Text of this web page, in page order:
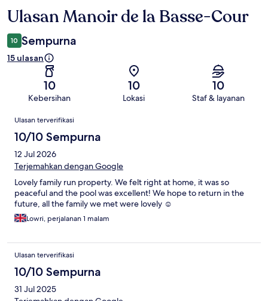
Ulasan
Ulasan Manoir de la Basse-Cour
10 Sempurna
15 ulasan
10
Kebersihan
10
Lokasi
10
Staf & layanan
Ulasan
Ulasan terverifikasi
10/10 Sempurna
12 Jul 2026
Terjemahkan dengan Google
Lovely family run property. We felt right at home, it was so
peaceful and the pool was excellent! We hope to return in the
future, all the family we met were lovely ☺️
Lowri, perjalanan 1 malam
Ulasan terverifikasi
10/10 Sempurna
31 Jul 2025